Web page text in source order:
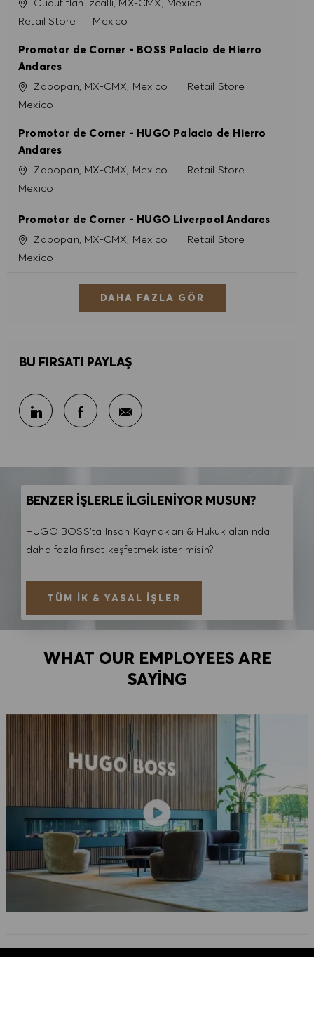
Kategori
Retail Store Mexico
Promotor de Corner - BOSS Palacio de Hierro
Andares
KonumZapopan, MX-CMX, Mexico Kategori
Retail Store
Mexico
Promotor de Corner - HUGO Palacio de Hierro
Andares
KonumZapopan, MX-CMX, Mexico Kategori
Retail Store
Mexico
Promotor de Corner - HUGO Liverpool Andares
KonumZapopan, MX-CMX, Mexico Kategori
Retail Store
Mexico
DAHA FAZLA GÖR
BU FIRSATI PAYLAŞ
LinkedIn ile paylaş
Facebook ile paylaş
E-posta ile paylaş
BENZER İŞLERLE İLGİLENİYOR MUSUN?
HUGO BOSS'ta İnsan Kaynakları & Hukuk alanında
daha fazla fırsat keşfetmek ister misin?
TÜM İK & YASAL İŞLER
WHAT OUR EMPLOYEES ARE
SAYING